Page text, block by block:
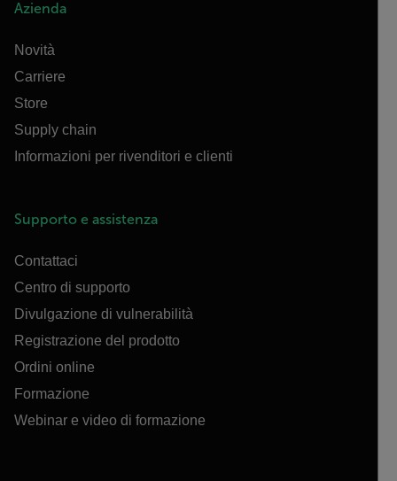
Azienda
Novità
Carriere
Store
Supply chain
Informazioni per rivenditori e clienti
Supporto e assistenza
Contattaci
Centro di supporto
Divulgazione di vulnerabilità
Registrazione del prodotto
Ordini online
Formazione
Webinar e video di formazione